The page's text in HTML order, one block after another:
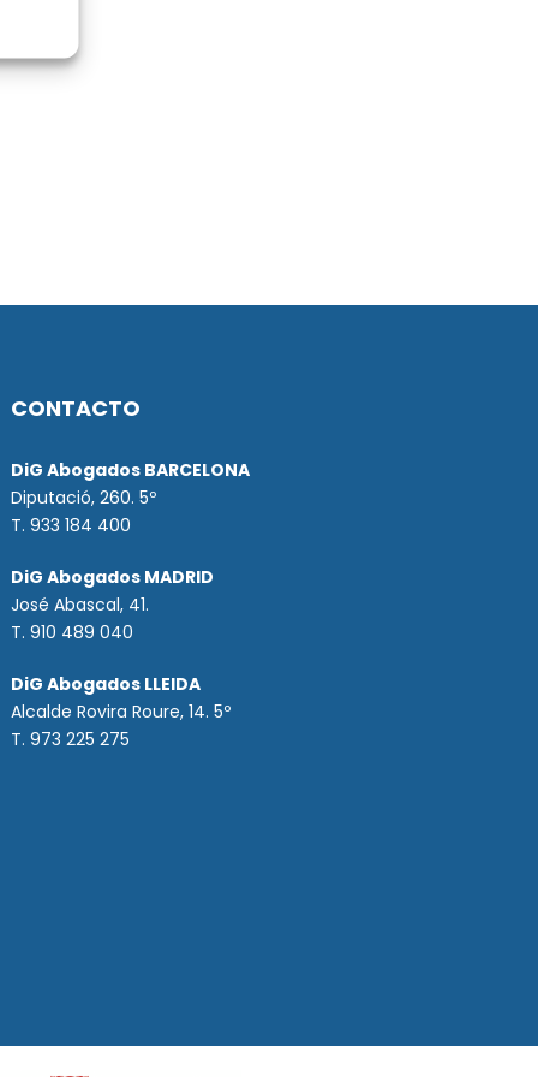
CONTACTO
DiG Abogados BARCELONA
Diputació, 260. 5º
T. 933 184 400
DiG Abogados MADRID
José Abascal, 41.
T.910 489 040
DiG Abogados LLEIDA
Alcalde Rovira Roure, 14. 5º
T. 973 225 275